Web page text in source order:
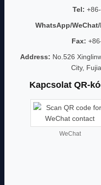
Tel:
WhatsApp/
Fax:
Address: No.526
City,
Kapcsolat QR-
WeChat